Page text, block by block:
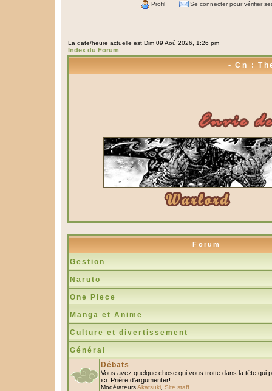
Profil Se connecter pour vérifier
La date/heure actuelle est Dim 09 Aoû 2026, 1:26 pm
Index du Forum
• Cn :
Forum
Gestion
Naruto
One Piece
Manga et Anime
Culture et divertissement
Général
Débats
Vous avez quelque chose qui vous trotte dans la tête qui
ici. Prière d'argumenter!
ModérateursAkatsuki Site staff